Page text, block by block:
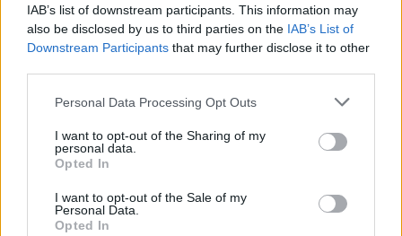
IAB’s list of downstream participants. This information may
also be disclosed by us to third parties on the IAB’s List of
Downstream Participants that may further disclose it to other
Please note that this website/app uses one or more Google
not limited to your visit or usage behaviour. You may click to
grant or deny consent to Google and its third-party tags to
use your data for below specified purposes in below Google
consent section.
Personal Data Processing Opt Outs
I want to opt-out of the Sharing of my
personal data.
Opted In
I want to opt-out of the Sale of my
Personal Data.
Opted In
LER MAIS
CDT Mini (Pro)
LER MAIS
CDT Plus, CDDT
Plus